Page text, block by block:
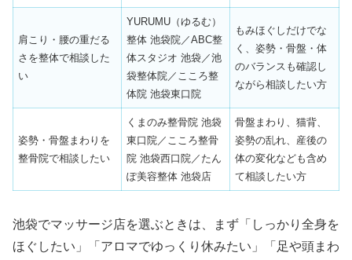
肩こり・腰の重だる
さを整体で相談した
い
YURUMU（ゆるむ）
整体 池袋院／ABC整
体スタジオ 池袋／池
袋整体院／こころ整
体院 池袋東口院
もみほぐしだけでな
く、姿勢・骨盤・体
のバランスも確認し
ながら相談したい方
姿勢・骨盤まわりを
整骨院で相談したい
くまのみ整骨院 池袋
東口院／こころ整骨
院 池袋西口院／たん
ぽ美容整体 池袋店
骨盤まわり、猫背、
姿勢の乱れ、産後の
体の変化なども含め
て相談したい方
池袋でマッサージ店を選ぶときは、まず「しっかり全身を
ほぐしたい」「アロマでゆっくり休みたい」「足や頭まわ